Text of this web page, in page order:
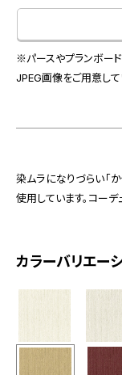
インテリア事業
スペースソリューション事
オフィスソリューショ
ファシリティソリューシ
会社情報
会社情報
お知らせプライバ
※パースやプランボー
JPEG画像をご用意して
染ムラになりづらい「
使用しています。コー
カラーバリエー